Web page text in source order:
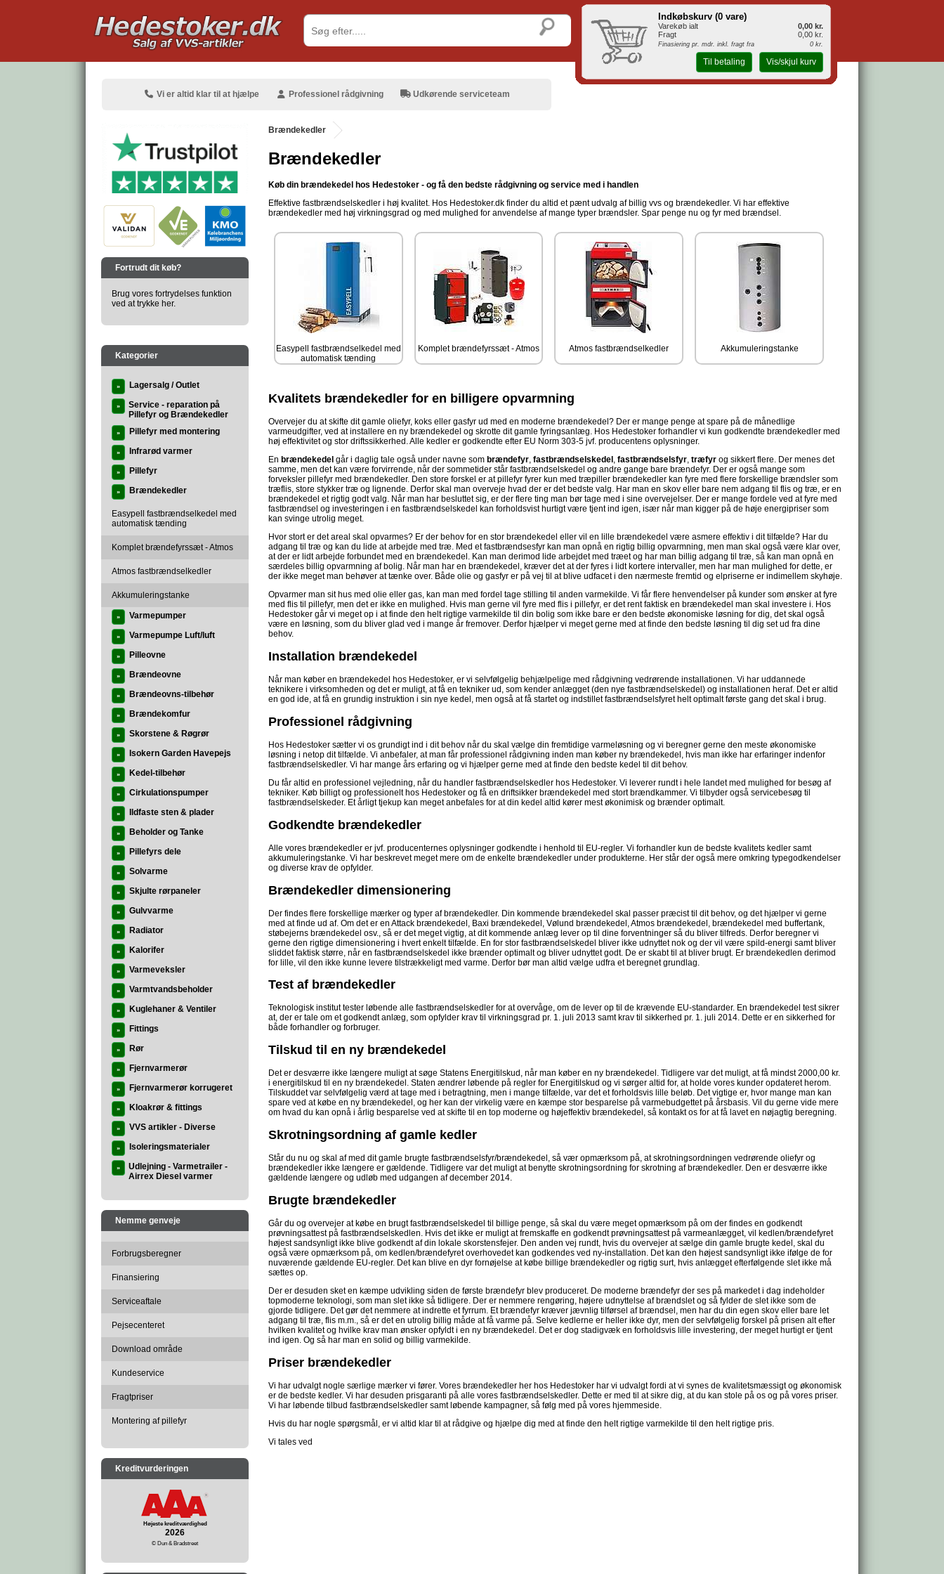
Vi er altid klar til at hjælpe Professionel rådgivning Udkørende serviceteam
Fortrudt dit køb?
Brug vores fortrydelses funktion
ved at trykke her.
Kategorier
» Lagersalg / Outlet
»
Service - reparation på
Pillefyr og Brændekedler
» Pillefyr med montering
» Infrarød varmer
» Pillefyr
» Brændekedler
Easypell fastbrændselkedel med
automatisk tænding
Komplet brændefyrssæt - Atmos
Atmos fastbrændselkedler
Akkumuleringstanke
» Varmepumper
» Varmepumpe Luft/luft
» Pilleovne
» Brændeovne
» Brændeovns-tilbehør
» Brændekomfur
» Skorstene & Røgrør
» Isokern Garden Havepejs
» Kedel-tilbehør
» Cirkulationspumper
» Ildfaste sten & plader
» Beholder og Tanke
» Pillefyrs dele
» Solvarme
» Skjulte rørpaneler
» Gulvvarme
» Radiator
» Kalorifer
» Varmeveksler
» Varmtvandsbeholder
» Kuglehaner & Ventiler
» Fittings
» Rør
» Fjernvarmerør
» Fjernvarmerør korrugeret
» Kloakrør & fittings
» VVS artikler - Diverse
» Isoleringsmaterialer
»
Udlejning - Varmetrailer -
Airrex Diesel varmer
Nemme genveje
Forbrugsberegner
Finansiering
Serviceaftale
Pejsecenteret
Download område
Kundeservice
Fragtpriser
Montering af pillefyr
Kreditvurderingen
Højeste kreditværdighed
2026
© Dun & Bradstreet
Brændekedler
Brændekedler
Køb din brændekedel hos Hedestoker - og få den bedste rådgivning og service med i handlen
Effektive fastbrændselskedler i høj kvalitet. Hos Hedestoker.dk finder du altid et pænt udvalg af billig vvs og brændekedler. Vi har effektive
brændekedler med høj virkningsgrad og med mulighed for anvendelse af mange typer brændsler. Spar penge nu og fyr med brændsel.
Easypell fastbrændselkedel med
automatisk tænding
Komplet brændefyrssæt - Atmos Atmos fastbrændselkedler Akkumuleringstanke
Kvalitets brændekedler for en billigere opvarmning
Overvejer du at skifte dit gamle oliefyr, koks eller gasfyr ud med en moderne brændekedel? Der er mange penge at spare på de månedlige
varmeudgifter, ved at installere en ny brændekedel og skrotte dit gamle fyringsanlæg. Hos Hedestoker forhandler vi kun godkendte brændekedler med
høj effektivitet og stor driftssikkerhed. Alle kedler er godkendte efter EU Norm 303-5 jvf. producentens oplysninger.
En brændekedel går i daglig tale også under navne som brændefyr, fastbrændselskedel , fastbrændselsfyr, træfyr og sikkert flere. Der menes det
samme, men det kan være forvirrende, når der sommetider står fastbrændselskedel og andre gange bare brændefyr. Der er også mange som
forveksler pillefyr med brændekedler. Den store forskel er at pillefyr fyrer kun med træpiller brændekedler kan fyre med flere forskellige brændsler som
træflis, store stykker træ og lignende. Derfor skal man overveje hvad der er det bedste valg. Har man en skov eller bare nem adgang til flis og træ, er en
brændekedel et rigtig godt valg. Når man har besluttet sig, er der flere ting man bør tage med i sine overvejelser. Der er mange fordele ved at fyre med
fastbrændsel og investeringen i en fastbrændselskedel kan forholdsvist hurtigt være tjent ind igen, især når man kigger på de høje energipriser som
kan svinge utrolig meget.
Hvor stort er det areal skal opvarmes? Er der behov for en stor brændekedel eller vil en lille brændekedel være asmere effektiv i dit tilfælde? Har du
adgang til træ og kan du lide at arbejde med træ. Med et fastbrændsesfyr kan man opnå en rigtig billig opvarmning, men man skal også være klar over,
at der er lidt arbejde forbundet med en brændekedel. Kan man derimod lide arbejdet med træet og har man billig adgang til træ, så kan man opnå en
særdeles billig opvarmning af bolig. Når man har en brændekedel, kræver det at der fyres i lidt kortere intervaller, men har man mulighed for dette, er
der ikke meget man behøver at tænke over. Både olie og gasfyr er på vej til at blive udfacet i den nærmeste fremtid og elpriserne er indimellem skyhøje.
Opvarmer man sit hus med olie eller gas, kan man med fordel tage stilling til anden varmekilde. Vi får flere henvendelser på kunder som ønsker at fyre
med flis til pillefyr, men det er ikke en mulighed. Hvis man gerne vil fyre med flis i pillefyr, er det rent faktisk en brændekedel man skal investere i. Hos
Hedestoker går vi meget op i at finde den helt rigtige varmekilde til din bolig som ikke bare er den bedste økonomiske løsning for dig, det skal også
være en løsning, som du bliver glad ved i mange år fremover. Derfor hjælper vi meget gerne med at finde den bedste løsning til dig set ud fra dine
behov.
Installation brændekedel
Når man køber en brændekedel hos Hedestoker, er vi selvfølgelig behjælpelige med rådgivning vedrørende installationen. Vi har uddannede
teknikere i virksomheden og det er muligt, at få en tekniker ud, som kender anlægget (den nye fastbrændselskedel) og installationen heraf. Det er altid
en god ide, at få en grundig instruktion i sin nye kedel, men også at få startet og indstillet fastbrændselsfyret helt optimalt første gang det skal i brug.
Professionel rådgivning
Hos Hedestoker sætter vi os grundigt ind i dit behov når du skal vælge din fremtidige varmeløsning og vi beregner gerne den meste økonomiske
løsning i netop dit tilfælde. Vi anbefaler, at man får professionel rådgivning inden man køber ny brændekedel, hvis man ikke har erfaringer indenfor
fastbrændselskedler. Vi har mange års erfaring og vi hjælper gerne med at finde den bedste kedel til dit behov.
Du får altid en professionel vejledning, når du handler fastbrændselskedler hos Hedestoker. Vi leverer rundt i hele landet med mulighed for besøg af
tekniker. Køb billigt og professionelt hos Hedestoker og få en driftsikker brændekedel med stort brændkammer. Vi tilbyder også servicebesøg til
fastbrændselskeder. Et årligt tjekup kan meget anbefales for at din kedel altid kører mest økonimisk og brænder optimalt.
Godkendte brændekedler
Alle vores brændekedler er jvf. producenternes oplysninger godkendte i henhold til EU-regler. Vi forhandler kun de bedste kvalitets kedler samt
akkumuleringstanke. Vi har beskrevet meget mere om de enkelte brændekedler under produkterne. Her står der også mere omkring typegodkendelser
og diverse krav de opfylder.
Brændekedler dimensionering
Der findes flere forskellige mærker og typer af brændekedler. Din kommende brændekedel skal passer præcist til dit behov, og det hjælper vi gerne
med at finde ud af. Om det er en Attack brændekedel, Baxi brændekedel, Vølund brændekedel, Atmos brændekedel, brændekedel med buffertank,
støbejerns brændekedel osv., så er det meget vigtig, at dit kommende anlæg lever op til dine forventninger så du bliver tilfreds. Derfor beregner vi
gerne den rigtige dimensionering i hvert enkelt tilfælde. En for stor fastbrændselskedel bliver ikke udnyttet nok og der vil være spild-energi samt bliver
sliddet faktisk større, når en fastbrændselskedel ikke brænder optimalt og bliver udnyttet godt. De er skabt til at bliver brugt. Er brændekedlen derimod
for lille, vil den ikke kunne levere tilstrækkeligt med varme. Derfor bør man altid vælge udfra et beregnet grundlag.
Test af brændekedler
Teknologisk institut tester løbende alle fastbrændselskedler for at overvåge, om de lever op til de krævende EU-standarder. En brændekedel test sikrer
at, der er tale om et godkendt anlæg, som opfylder krav til virkningsgrad pr. 1. juli 2013 samt krav til sikkerhed pr. 1. juli 2014. Dette er en sikkerhed for
både forhandler og forbruger.
Tilskud til en ny brændekedel
Det er desværre ikke længere muligt at søge Statens Energitilskud, når man køber en ny brændekedel. Tidligere var det muligt, at få mindst 2000,00 kr.
i energitilskud til en ny brændekedel. Staten ændrer løbende på regler for Energitilskud og vi sørger altid for, at holde vores kunder opdateret herom.
Tilskuddet var selvfølgelig værd at tage med i betragtning, men i mange tilfælde, var det et forholdsvis lille beløb. Det vigtige er, hvor mange man kan
spare ved at købe en ny brændekedel, og her kan der virkelig være en kæmpe stor besparelse på varmebudgettet på årsbasis. Vil du gerne vide mere
om hvad du kan opnå i årlig besparelse ved at skifte til en top moderne og højeffektiv brændekedel, så kontakt os for at få lavet en nøjagtig beregning.
Skrotningsordning af gamle kedler
Står du nu og skal af med dit gamle brugte fastbrændselsfyr/brændekedel, så vær opmærksom på, at skrotningsordningen vedrørende oliefyr og
brændekedler ikke længere er gældende. Tidligere var det muligt at benytte skrotningsordning for skrotning af brændekedler. Den er desværre ikke
gældende længere og udløb med udgangen af december 2014.
Brugte brændekedler
Går du og overvejer at købe en brugt fastbrændselskedel til billige penge, så skal du være meget opmærksom på om der findes en godkendt
prøvningsattest på fastbrændselskedlen. Hvis det ikke er muligt at fremskaffe en godkendt prøvningsattest på varmeanlægget, vil kedlen/brændefyret
højest sandsynligt ikke blive godkendt af din lokale skorstensfejer. Den anden vej rundt, hvis du overvejer at sælge din gamle brugte kedel, skal du
også være opmærksom på, om kedlen/brændefyret overhovedet kan godkendes ved ny-installation. Det kan den højest sandsynligt ikke ifølge de for
nuværende gældende EU-regler. Det kan blive en dyr fornøjelse at købe billige brændekedler og rigtig surt, hvis anlægget efterfølgende slet ikke må
sættes op.
Der er desuden sket en kæmpe udvikling siden de første brændefyr blev produceret. De moderne brændefyr der ses på markedet i dag indeholder
topmoderne teknologi, som man slet ikke så tidligere. Der er nemmere rengøring, højere udnyttelse af brændslet og så fylder de slet ikke som de
gjorde tidligere. Det gør det nemmere at indrette et fyrrum. Et brændefyr kræver jævnlig tilførsel af brændsel, men har du din egen skov eller bare let
adgang til træ, flis m.m., så er det en utrolig billig måde at få varme på. Selve kedlerne er heller ikke dyr, men der selvfølgelig forskel på prisen alt efter
hvilken kvalitet og hvilke krav man ønsker opfyldt i en ny brændekedel. Det er dog stadigvæk en forholdsvis lille investering, der meget hurtigt er tjent
ind igen. Og så har man en solid og billig varmekilde.
Priser brændekedler
Vi har udvalgt nogle særlige mærker vi fører. Vores brændekedler her hos Hedestoker har vi udvalgt fordi at vi synes de kvalitetsmæssigt og økonomisk
er de bedste kedler. Vi har desuden prisgaranti på alle vores fastbrændselskedler. Dette er med til at sikre dig, at du kan stole på os og på vores priser.
Vi har løbende tilbud fastbrændselskedler samt løbende kampagner, så følg med på vores hjemmeside.
Hvis du har nogle spørgsmål, er vi altid klar til at rådgive og hjælpe dig med at finde den helt rigtige varmekilde til den helt rigtige pris.
Vi tales ved
Indkøbskurv (0 vare)
Varekøb ialt
0,00 kr.
Fragt
0,00 kr.
Finasiering pr. mdr. inkl. fragt fra 0 kr.
Til betaling Vis/skjul kurv